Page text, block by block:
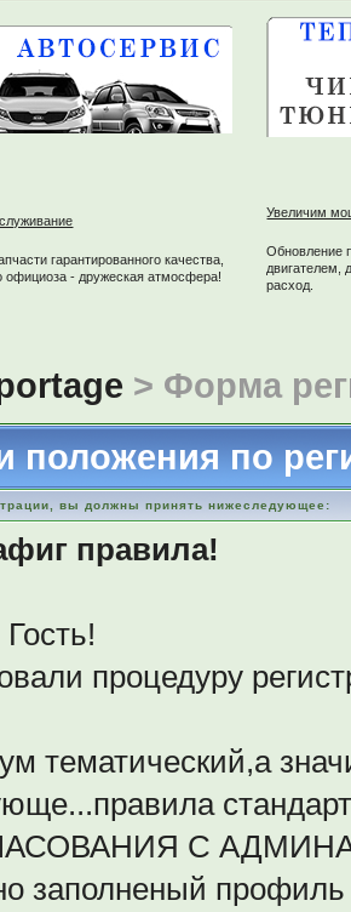
гарантированного качества,
официоза - дружеская атмосфера!
Увеличим
Обновление
двигателем,
расход.
> Форма
положения по
вы должны принять нижеследующее:
правила!
процедуру
тематический,а
С
заполненый